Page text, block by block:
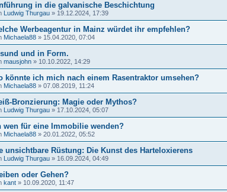
in die galvanische Beschichtung
Ludwig Thurgau » 19.12.2024, 17:39
Werbeagentur in Mainz würdet ihr empfehlen?
Michaela88 » 15.04.2020, 07:04
und in Form.
mausjohn » 10.10.2022, 14:29
könnte ich mich nach einem Rasentraktor umsehen?
Michaela88 » 07.08.2019, 11:24
Bronzierung: Magie oder Mythos?
Ludwig Thurgau » 17.10.2024, 05:07
wen für eine Immobilie wenden?
Michaela88 » 20.01.2022, 05:52
unsichtbare Rüstung: Die Kunst des Harteloxierens
Ludwig Thurgau » 16.09.2024, 04:49
oder Gehen?
kant » 10.09.2020, 11:47